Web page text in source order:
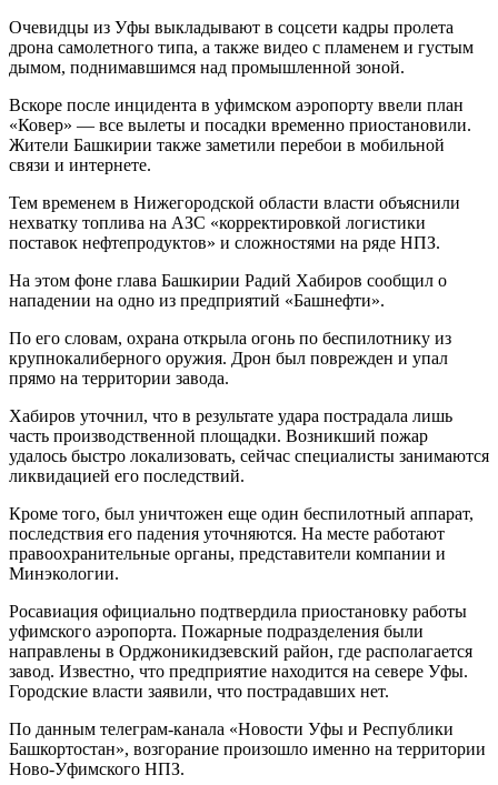
Очевидцы из Уфы выкладывают в соцсети кадры пролета
дрона самолетного типа, а также видео с пламенем и густым
дымом, поднимавшимся над промышленной зоной.
Вскоре после инцидента в уфимском аэропорту ввели план
«Ковер» — все вылеты и посадки временно приостановили.
Жители Башкирии также заметили перебои в мобильной
связи и интернете.
Тем временем в Нижегородской области власти объяснили
нехватку топлива на АЗС «корректировкой логистики
поставок нефтепродуктов» и сложностями на ряде НПЗ.
На этом фоне глава Башкирии Радий Хабиров сообщил о
нападении на одно из предприятий «Башнефти».
По его словам, охрана открыла огонь по беспилотнику из
крупнокалиберного оружия. Дрон был поврежден и упал
прямо на территории завода.
Хабиров уточнил, что в результате удара пострадала лишь
часть производственной площадки. Возникший пожар
удалось быстро локализовать, сейчас специалисты занимаются
ликвидацией его последствий.
Кроме того, был уничтожен еще один беспилотный аппарат,
последствия его падения уточняются. На месте работают
правоохранительные органы, представители компании и
Минэкологии.
Росавиация официально подтвердила приостановку работы
уфимского аэропорта. Пожарные подразделения были
направлены в Орджоникидзевский район, где располагается
завод. Известно, что предприятие находится на севере Уфы.
Городские власти заявили, что пострадавших нет.
По данным телеграм-канала «Новости Уфы и Республики
Башкортостан», возгорание произошло именно на территории
Ново-Уфимского НПЗ.